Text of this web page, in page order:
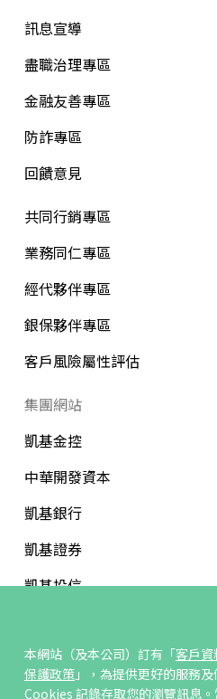
本網站（及本公司）訂有「客戶資
保護政策」，為提供更好的服務
Cookies 記錄存取您的瀏覽訊息
訊息宣導
盡職治理專區
金融友善專區
防詐專區
回饋意見
共同行銷專區
業務同仁專區
經代夥伴專區
銀保夥伴專區
客戶風險屬性評估
集團網站
凱基金控
中華開發資本
凱基銀行
凱基證券
凱基投信